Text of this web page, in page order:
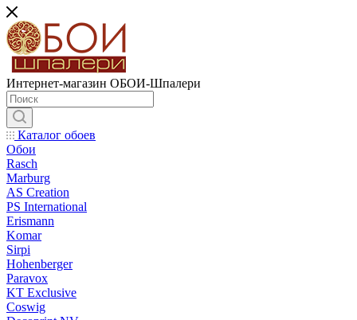
Интернет-магазин ОБОИ-Шпалери
Каталог обоев
Обои
Rasch
Marburg
AS Creation
PS International
Erismann
Komar
Sirpi
Hohenberger
Paravox
KT Exclusive
Coswig